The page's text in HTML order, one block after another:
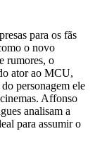
para os fãs
o novo
rumores, o
ator ao MCU,
personagem ele
Affonso
analisam a
para assumir o